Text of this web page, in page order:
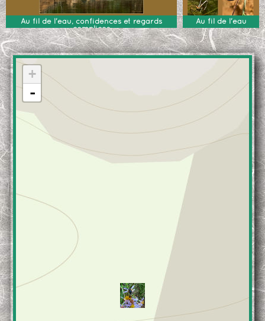
Au fil de l'eau, confidences et regards
complices
Au fil de l'eau
+
-